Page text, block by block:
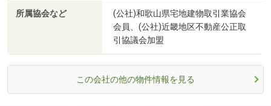
所属協会など
(公社)和歌山県宅地建物取引業協会
会員、(公社)近畿地区不動産公正取
引協議会加盟
この会社の他の物件情報を見る